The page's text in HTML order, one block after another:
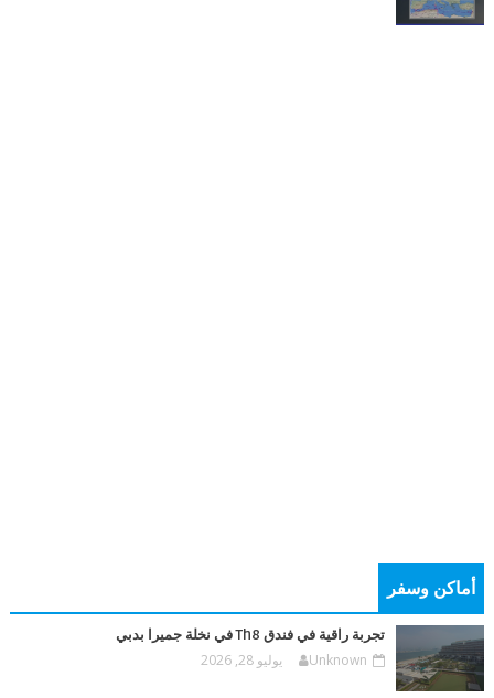
أماكن وسفر
تجربة راقية في فندق Th8 في نخلة جميرا بدبي
Unknown يوليو 28, 2026